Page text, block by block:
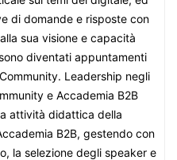
di domande e risposte con
sua visione e capacità
diventati appuntamenti
Leadership negli
e Accademia B2B
attività didattica della
B2B, gestendo con
la selezione degli speaker e